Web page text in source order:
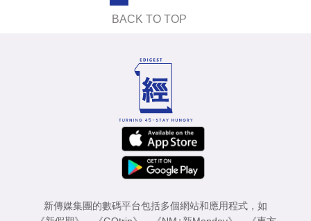
BACK TO TOP
新傳媒集團的數碼平台包括多個網站和應用程式，如